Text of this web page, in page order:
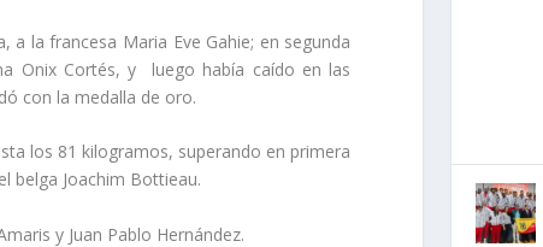
la francesa Maria Eve Gahie; en segunda
Onix Cortés, y luego había caído en las
con la medalla de oro.
los 81 kilogramos, superando en primera
belga Joachim Bottieau.
y Juan Pablo Hernández.